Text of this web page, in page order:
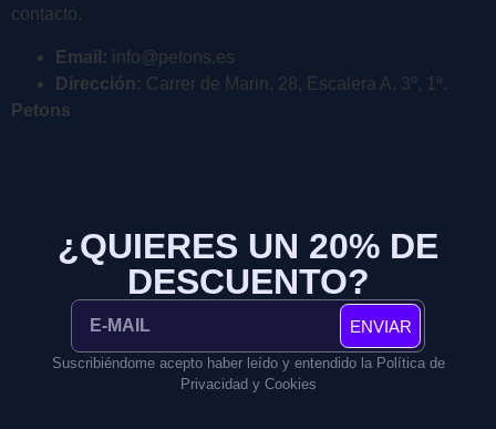
contacto.
Email: info@petons.es
Dirección: Carrer de Marin, 28, Escalera A, 3º, 1ª.
Petons
¿QUIERES UN 20% DE
DESCUENTO?
ENVIAR
Suscribiéndome acepto haber leído y entendido la Política de
Privacidad y Cookies